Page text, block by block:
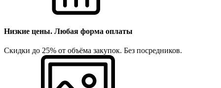
Низкие цены. Любая форма оплаты
Скидки до 25% от объёма закупок. Без посредников.